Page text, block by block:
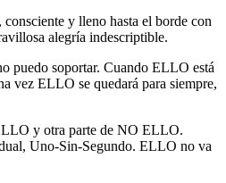
y lleno hasta el borde con
alegría indescriptible.
puedo soportar. Cuando ELLO está
vez ELLO se quedará para siempre,
y otra parte de NO ELLO.
Uno-Sin-Segundo. ELLO no va